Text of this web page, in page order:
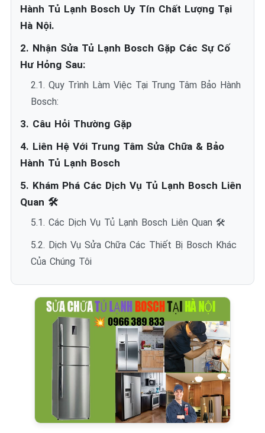
Hành Tủ Lạnh Bosch Uy Tín Chất Lượng Tại
Hà Nội.
2. Nhận Sửa Tủ Lạnh Bosch Gặp Các Sự Cố
Hư Hỏng Sau:
2.1. Quy Trình Làm Việc Tại Trung Tâm Bảo Hành
Bosch:
3. Câu Hỏi Thường Gặp
4. Liên Hệ Với Trung Tâm Sửa Chữa & Bảo
Hành Tủ Lạnh Bosch
5. Khám Phá Các Dịch Vụ Tủ Lạnh Bosch Liên
Quan 🛠️
5.1. Các Dịch Vụ Tủ Lạnh Bosch Liên Quan 🛠️
5.2. Dịch Vụ Sửa Chữa Các Thiết Bị Bosch Khác
Của Chúng Tôi